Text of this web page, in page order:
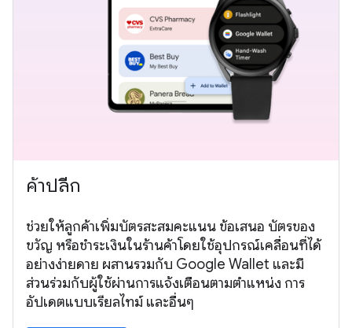
ค้าปลีก
ช่วยให้ลูกค้าเพิ่มบัตรสะสมคะแนน ข้อเสนอ บัตรของ
ขวัญ หรือชำระเงินในร้านค้าโดยใช้อุปกรณ์เคลื่อนที่ได้
อย่างง่ายดาย ผสานรวมกับ Google Wallet และมี
ส่วนร่วมกับผู้ใช้ผ่านการแจ้งเตือนตามตำแหน่ง การ
อัปเดตแบบเรียลไทม์ และอื่นๆ